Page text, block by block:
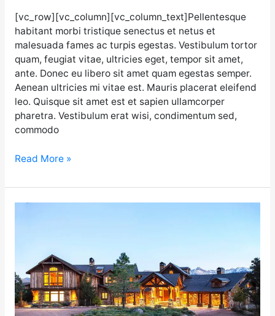
[vc_row][vc_column][vc_column_text]Pellentesque
habitant morbi tristique senectus et netus et
malesuada fames ac turpis egestas. Vestibulum tortor
quam, feugiat vitae, ultricies eget, tempor sit amet,
ante. Donec eu libero sit amet quam egestas semper.
Aenean ultricies mi vitae est. Mauris placerat eleifend
leo. Quisque sit amet est et sapien ullamcorper
pharetra. Vestibulum erat wisi, condimentum sed,
commodo
Read More »
2017